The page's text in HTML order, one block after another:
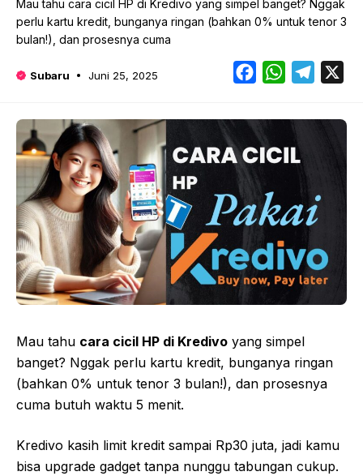
Mau tahu cara cicil HP di Kredivo yang simpel banget? Nggak
perlu kartu kredit, bunganya ringan (bahkan 0% untuk tenor 3
bulan!), dan prosesnya cuma
Subaru Juni 25, 2025 FacebookWhatsApp
Mau tahu cara cicil HP di Kredivo yang simpel
banget? Nggak perlu kartu kredit, bunganya ringan
(bahkan 0% untuk tenor 3 bulan!), dan prosesnya
cuma butuh waktu 5 menit.
Kredivo kasih limit kredit sampai Rp30 juta, jadi kamu
bisa upgrade gadget tanpa nunggu tabungan cukup.